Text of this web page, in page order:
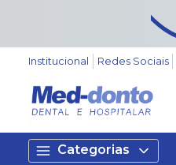
Institucional Redes Sociais
Categorias